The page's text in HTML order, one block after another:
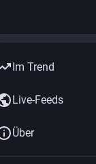
Im Trend
Live-Feeds
Über